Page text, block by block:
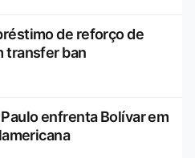
de reforço de
transfer ban
Paulo enfrenta Bolívar em